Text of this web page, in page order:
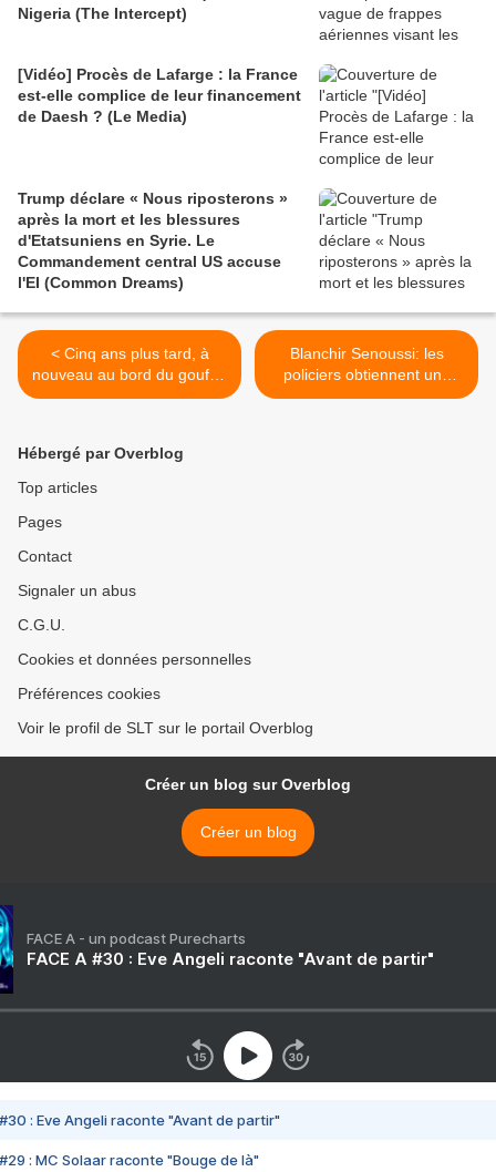
Nigeria (The Intercept)
[Vidéo] Procès de Lafarge : la France
est-elle complice de leur financement
de Daesh ? (Le Media)
Trump déclare « Nous riposterons »
après la mort et les blessures
d'Etatsuniens en Syrie. Le
Commandement central US accuse
l'EI (Common Dreams)
< Cinq ans plus tard, à
nouveau au bord du gouffre
en Syrie (Consortium News)
Blanchir Senoussi: les
policiers obtiennent une
nouvelle preuve accablante
Hébergé par Overblog
Top articles
Pages
Contact
Signaler un abus
C.G.U.
Cookies et données personnelles
Préférences cookies
Voir le profil de SLT sur le portail Overblog
Créer un blog sur Overblog
Créer un blog
FACE A - un podcast Purecharts
FACE A #30 : Eve Angeli raconte "Avant de partir"
#30 : Eve Angeli raconte "Avant de partir"
#29 : MC Solaar raconte "Bouge de là"